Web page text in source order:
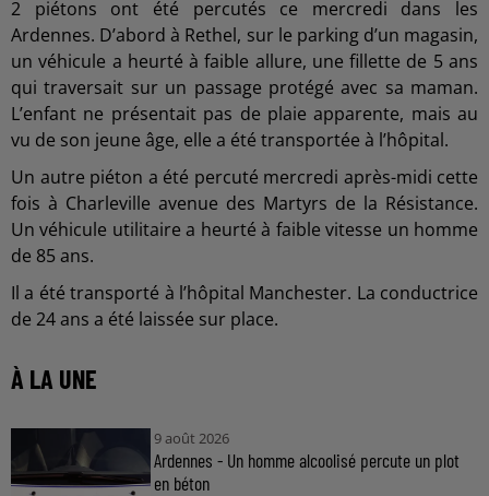
2 piétons ont été percutés ce mercredi dans les
Ardennes. D’abord à Rethel, sur le parking d’un magasin,
un véhicule a heurté à faible allure, une fillette de 5 ans
qui traversait sur un passage protégé avec sa maman.
L’enfant ne présentait pas de plaie apparente, mais au
vu de son jeune âge, elle a été transportée à l’hôpital.
Un autre piéton a été percuté mercredi après-midi cette
fois à Charleville avenue des Martyrs de la Résistance.
Un véhicule utilitaire a heurté à faible vitesse un homme
de 85 ans.
Il a été transporté à l’hôpital Manchester. La conductrice
de 24 ans a été laissée sur place.
À LA UNE
9 août 2026
Ardennes - Un homme alcoolisé percute un plot
en béton